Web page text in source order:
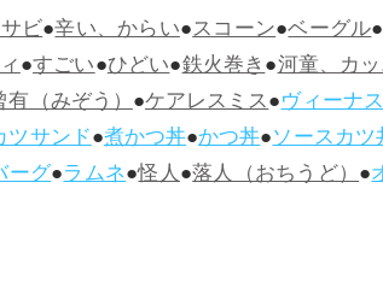
ビ●辛い、からい●スコーン●ベーグル●
●すごい●ひどい●鉄火巻き●河童、カ
有（みぞう）●ケアレスミス●ヴィーナス
ツサンド●煮かつ丼●かつ丼●ソースカツ
ーグ●ラムネ●怪人●落人（おちうど）●